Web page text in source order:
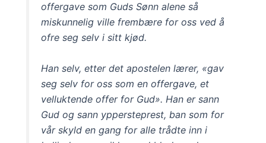
offergave som Guds Sønn alene så
miskunnelig ville frembære for oss ved å
ofre seg selv i sitt kjød.
Han selv, etter det apostelen lærer, «gav
seg selv for oss som en offergave, et
velluktende offer for Gud». Han er sann
Gud og sann yppersteprest, ban som for
vår skyld en gang for alle trådte inn i